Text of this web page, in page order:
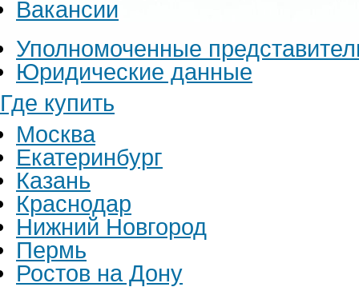
Вакансии
Уполномоченные
Юридические данные
Где купить
Москва
Екатеринбург
Казань
Краснодар
Нижний Новгород
Пермь
Ростов на Дону